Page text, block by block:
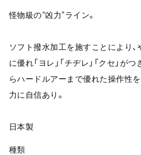
怪物級の“凶力”ライン。
ソフト撥水加工を施すことにより、
に優れ「ヨレ」「チヂレ」「クセ」が
らハードルアーまで優れた操作性
力に自信あり。
日本製
種類